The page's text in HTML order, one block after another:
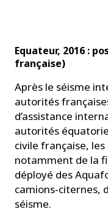
Equateur, 2016 :
française)
Après le séisme
autorités
d’assistance
autorités
civile française,
notamment de la
déployé des
camions‑citernes,
séisme.